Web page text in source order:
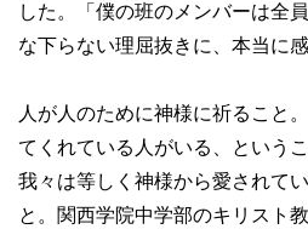
した。「僕の班のメンバーは全
な下らない理屈抜きに、本当に感
人が人のために神様に祈ること
てくれている人がいる、という
我々は等しく神様から愛されて
と。関西学院中学部のキリスト